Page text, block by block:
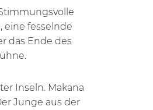
eine fesselnde
das Ende des
Inseln. Makana
Junge aus der